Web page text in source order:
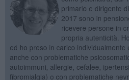
primario e dirigente
2017 sono in
ricevere persone in
propria autenticità.
ed ho preso in carico individualmente
anche con problematiche
autoimmuni, allergie, cefalee,
fibromialgia) o con problematiche